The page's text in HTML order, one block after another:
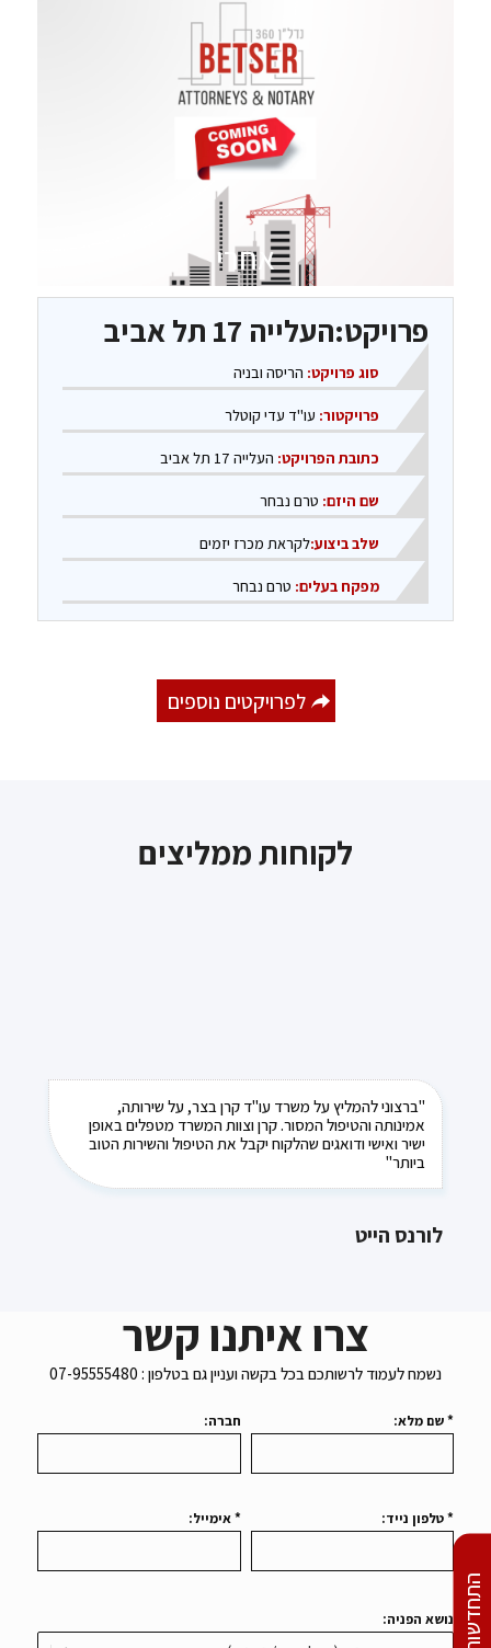
אחרי
פרויקט:העלייה 17 תל אביב
סוג פרויקט: הריסה ובניה
פרויקטור: עו"ד עדי קוטלר
כתובת הפרויקט: העלייה 17 תל אביב
שם היזם: טרם נבחר
שלב ביצוע:לקראת מכרז יזמים
מפקח בעלים: טרם נבחר
לפרויקטים נוספים
לקוחות ממליצים
"ברצוני להמליץ על משרד עו"ד קרן בצר, על שירותה,
אמינותה והטיפול המסור. קרן וצוות המשרד מטפלים באופן
ישיר ואישי ודואגים שהלקוח יקבל את הטיפול והשירות הטוב
ביותר"
לורנס הייט
צרו איתנו קשר
נשמח לעמוד לרשותכם בכל בקשה ועניין גם בטלפון : 07-95555480
* שם מלא: חברה:
* טלפון נייד: * אימייל:
נושא הפניה: